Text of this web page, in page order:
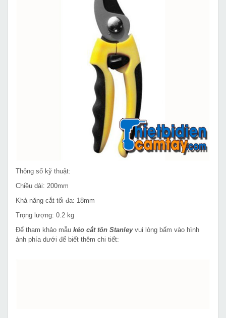
Thông số kỹ thuật:
Chiều dài: 200mm
Khả năng cắt tối đa: 18mm
Trọng lượng: 0.2 kg
Để tham khảo mẫu kéo cắt tôn Stanleyvui lòng bấm vào hình
ảnh phía dưới để biết thêm chi tiết: